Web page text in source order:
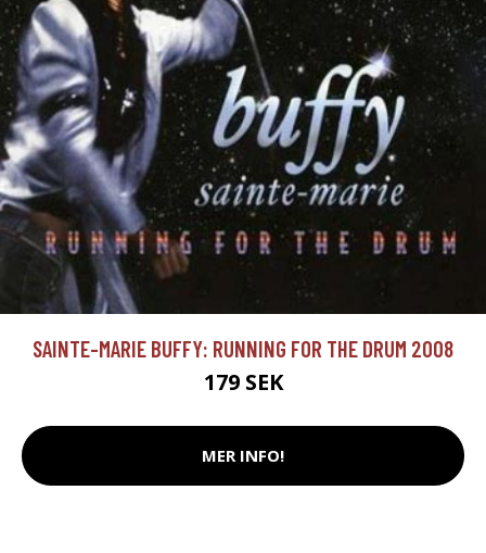
SAINTE-MARIE BUFFY: RUNNING FOR THE DRUM 2008
179 SEK
MER INFO!